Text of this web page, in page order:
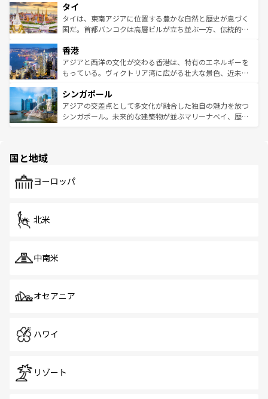
リティに包まれながら、韓国の多彩な魅力を心ゆくまで味
わってみてほしい。 なお、新着の韓国情報はコンテンツ一
覧を参照してほしい。
急速な発展と共に伝統が息づく。ハノイの古い町並みやホ
ーチミン市のフランス統治時代の建物も、独特の雰囲気を
醸し出している。また、バラエティの豊かさとおいしさで
とつ。フォーやバインミー、ベトナムコーヒーなどは、ぜ
ひ現地で味わいたい。どの地域を訪れてもあたたかい人々
が旅行者を迎えてくれるので、きっと忘れられない旅にな
参照してほしい。
タイ
タイは、東南アジアに位置する豊かな自然と歴史が息づく
国だ。首都バンコクは高層ビルが立ち並ぶ一方、伝統的な
の活気が交差している。北部ではチェンマイなどの山岳地
帯で自然と触れ合い、南部ではプーケットやクラビの美し
いビーチでリゾート気分を楽しむことができる。タイ料理
激する。気候は一年中温暖で、どの季節にも異なる楽しみ
が待っている。親しみやすいタイの人々、仏教を中心とし
た文化、そして多様な観光資源が、訪れる旅人を魅了し続
香港
アジアと西洋の文化が交わる香港は、特有のエネルギーを
もっている。ヴィクトリア湾に広がる壮大な景色、近未来
み、どこを訪れても感動するはず。観光スポットが密集し
ており、効率よく見どころを回れるのも魅力。息をのむよ
うな絶景から文化的な体験まで、香港を存分に楽しみ尽く
シンガポール
アジアの交差点として多文化が融合した独自の魅力を放つ
シンガポール。未来的な建築物が並ぶマリーナベイ、歴史
で、ホーカーズは地元の風情を楽しめる外せないスポット
国と地域
ヨーロッパ
北米
中南米
オセアニア
ハワイ
リゾート